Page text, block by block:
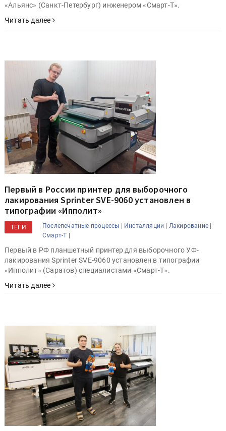
«Альянс» (Санкт-Петербург) инженером «Смарт-Т».
Читать далее
Первый в России принтер для выборочного
лакирования Sprinter SVE-9060 установлен в
типографии «Ипполит»
ТЕГИ Послепечатные процессы | Инсталляции | Лакирование |
Смарт-Т |
Первый в РФ планшетный принтер для выборочного УФ-
лакирования Sprinter SVE-9060 установлен в типографии
«Ипполит» (Саратов) специалистами «Смарт-Т».
Читать далее